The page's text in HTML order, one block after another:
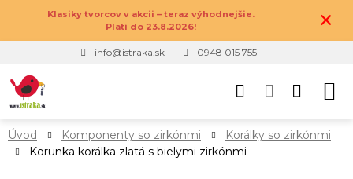
Klasiky tvorcov v akcii – teraz výhodnejšie.
Platí do 23.8.2026!
×
info@istraka.sk 0948 015 755
Úvod Komponenty so zirkónmi
Korálky so zirkónmi
Korunka korálka zlatá s bielymi zirkónmi